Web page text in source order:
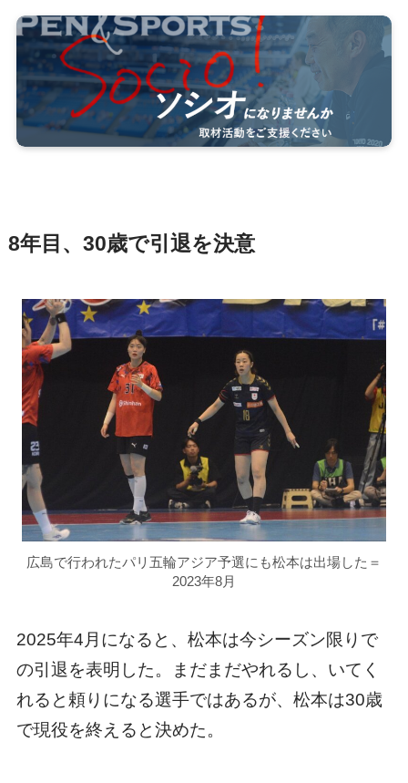
8年目、30歳で引退を決意
広島で行われたパリ五輪アジア予選にも松本は出場した＝
2023年8月
2025年4月になると、松本は今シーズン限りで
の引退を表明した。まだまだやれるし、いてく
れると頼りになる選手ではあるが、松本は30歳
で現役を終えると決めた。